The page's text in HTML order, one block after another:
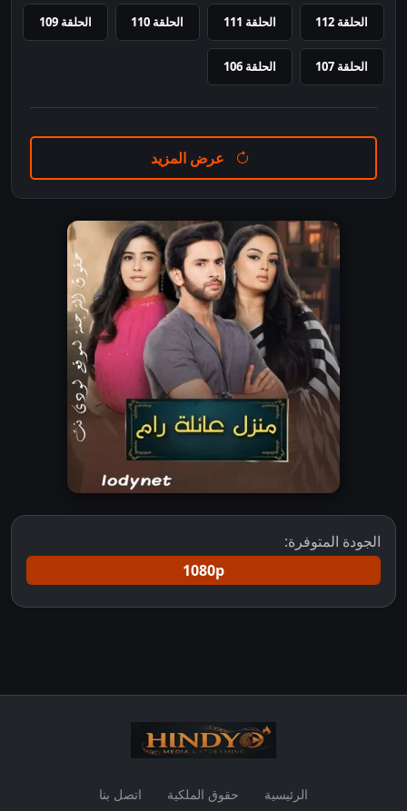
الحلقة 112 الحلقة 111 الحلقة 110 الحلقة 109
الحلقة 107 الحلقة 106
عرض المزيد
الجودة المتوفرة:
1080p
الرئيسية حقوق الملكية اتصل بنا